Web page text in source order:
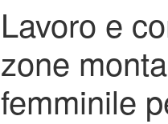
Lavoro e
zone
femminile